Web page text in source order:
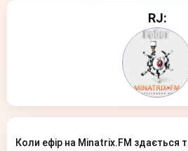
RJ:
Коли ефір на Minatrix.FM здається